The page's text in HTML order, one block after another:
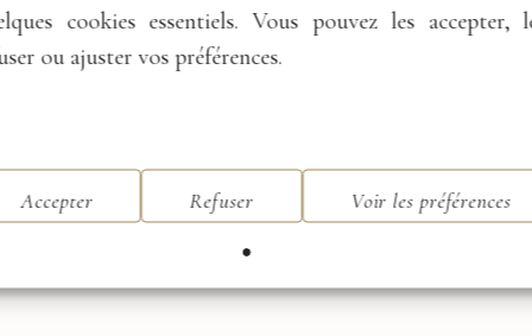
cookies essentiels. Vous pouvez les accepter,
ou ajuster vos préférences.
Accepter Refuser Voir les préférences